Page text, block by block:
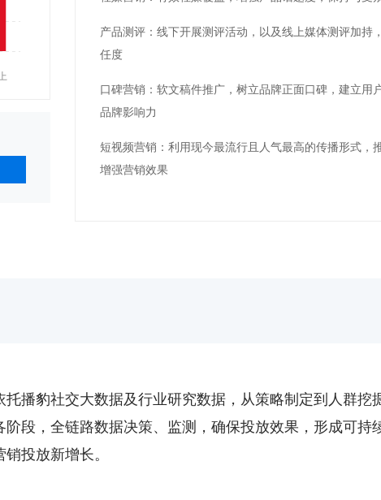
产品测评：线下开展测评活动，以及线上媒体测评加持
任度
口碑营销：软文稿件推广，树立品牌正面口碑，建立用
品牌影响力
短视频营销：利用现今最流行且人气最高的传播形式，
增强营销效果
托播豹社交大数据及行业研究数据，从策略制定到人群挖
阶段，全链路数据决策、监测，确保投放效果，形成可持
销投放新增长。